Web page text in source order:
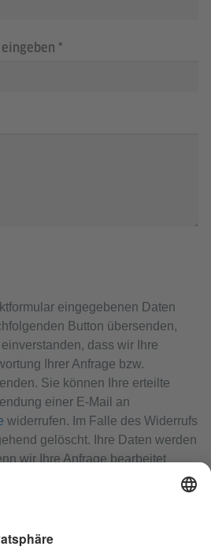
eingegebenen Daten
Button übersenden,
dass wir Ihre
Ihrer Anfrage bzw.
Sie können Ihre erteilte
einer E-Mail an
widerrufen. Im Falle des Widerrufs
gelöscht. Ihre Daten werden
wir Ihre Anfrage bearbeitet
Speicherung entfallen ist.